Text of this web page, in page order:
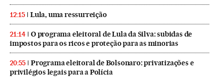
12:15 Lula, uma ressurreição
21:14
O programa eleitoral de Lula da Silva: subidas de
impostos para os ricos e proteção para as minorias
20:55
Programa eleitoral de Bolsonaro: privatizações e
privilégios legais para a Polícia